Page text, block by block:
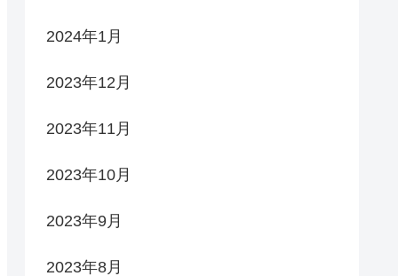
2024年1月
2023年12月
2023年11月
2023年10月
2023年9月
2023年8月